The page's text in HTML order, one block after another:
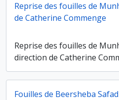
Reprise des fouilles de
de Catherine Commenge
Reprise des fouilles de
direction de Catherine
Fouilles de Beersheba